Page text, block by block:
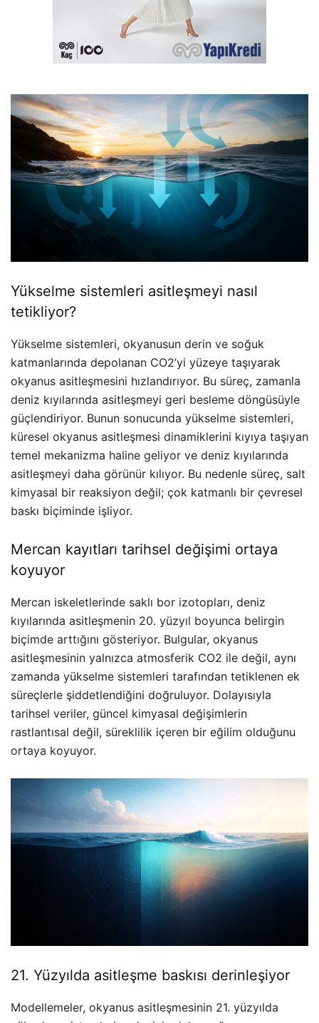
Yükselme sistemleri asitleşmeyi nasıl
tetikliyor?
Yükselme sistemleri, okyanusun derin ve soğuk
katmanlarında depolanan CO2’yi yüzeye taşıyarak
okyanus asitleşmesini hızlandırıyor. Bu süreç, zamanla
deniz kıyılarında asitleşmeyi geri besleme döngüsüyle
güçlendiriyor. Bunun sonucunda yükselme sistemleri,
küresel okyanus asitleşmesi dinamiklerini kıyıya taşıyan
temel mekanizma haline geliyor ve deniz kıyılarında
asitleşmeyi daha görünür kılıyor. Bu nedenle süreç, salt
kimyasal bir reaksiyon değil; çok katmanlı bir çevresel
baskı biçiminde işliyor.
Mercan kayıtları tarihsel değişimi ortaya
koyuyor
Mercan iskeletlerinde saklı bor izotopları, deniz
kıyılarında asitleşmenin 20. yüzyıl boyunca belirgin
biçimde arttığını gösteriyor. Bulgular, okyanus
asitleşmesinin yalnızca atmosferik CO2 ile değil, aynı
zamanda yükselme sistemleri tarafından tetiklenen ek
süreçlerle şiddetlendiğini doğruluyor. Dolayısıyla
tarihsel veriler, güncel kimyasal değişimlerin
rastlantısal değil, süreklilik içeren bir eğilim olduğunu
ortaya koyuyor.
21. Yüzyılda asitleşme baskısı derinleşiyor
Modellemeler, okyanus asitleşmesinin 21. yüzyılda